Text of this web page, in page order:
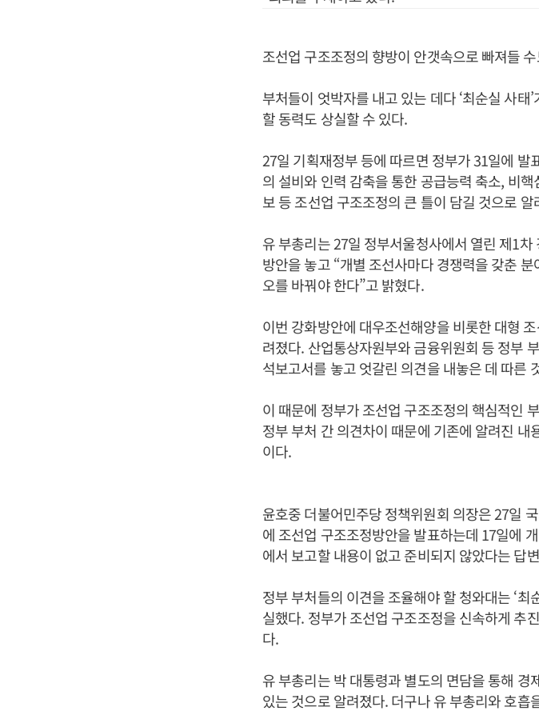
조선업 구조조정의 향방이 안갯속으로 빠져들
부처들이 엇박자를 내고 있는 데다 ‘최순실 사
할 동력도 상실할 수 있다.
27일 기획재정부 등에 따르면 정부가 31일에 발
의 설비와 인력 감축을 통한 공급능력 축소, 비
보 등 조선업 구조조정의 큰 틀이 담길 것으로 알
유 부총리는 27일 정부서울청사에서 열린 제1
방안을 놓고 “개별 조선사마다 경쟁력을 갖춘
오를 바꿔야 한다”고 밝혔다.
이번 강화방안에 대우조선해양을 비롯한 대형
려졌다. 산업통상자원부와 금융위원회 등 정부
석보고서를 놓고 엇갈린 의견을 내놓은 데 따른
이 때문에 정부가 조선업 구조조정의 핵심적인
정부 부처 간 의견차이 때문에 기존에 알려진
이다.
윤호중 더불어민주당 정책위원회 의장은 27일
에 조선업 구조조정방안을 발표하는데 17일에
에서 보고할 내용이 없고 준비되지 않았다는 답
정부 부처들의 이견을 조율해야 할 청와대는 ‘
실했다. 정부가 조선업 구조조정을 신속하게 추
다.
유 부총리는 박 대통령과 별도의 면담을 통해
있는 것으로 알려졌다. 더구나 유 부총리와 호